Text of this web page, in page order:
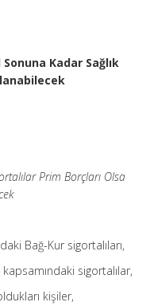
Sonuna Kadar Sağlık
Prim Borçları Olsa
Bağ-Kur sigortalıları,
sigortalılar,
kişiler,